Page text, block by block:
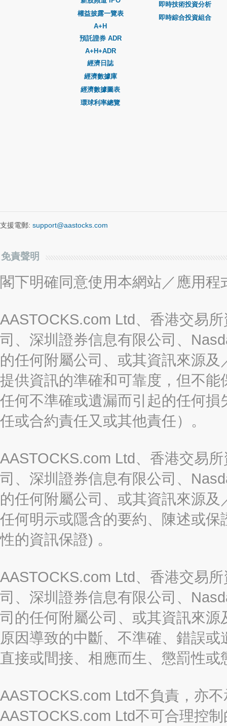
權益披露一覽表
A+H
預託證券 ADR
A+H+ADR
經濟日誌
經濟數據庫
經濟數據圖表
環球利率總覽
即時技術投資分析
即時綜合投資組合
支援電郵: support@aastocks.com
免責聲明
閣下明確同意使用本網站／應用
AASTOCKS.com Ltd、香港交易
司、深圳證券信息有限公司、
的任何附屬公司、或其資訊來源
提供資訊的準確和可靠度，但不
任何不準確或遺漏而引起的任何
任或合約責任又或其他責任）。
AASTOCKS.com Ltd、香港交易
司、深圳證券信息有限公司、
的任何附屬公司、或其資訊來源
任何明示或隱含的要約、陳述或
性的資訊保證) 。
AASTOCKS.com Ltd、香港交易
司、深圳證券信息有限公司、
司的任何附屬公司、或其資訊來
原因導致的中斷、不準確、錯誤
直接或間接、相應而生、懲罰性
AASTOCKS.com Ltd不負責，亦
AASTOCKS.com Ltd不可合理控